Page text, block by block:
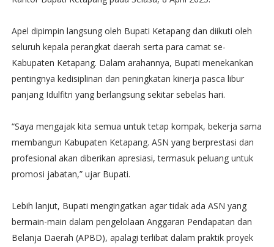
Apel dipimpin langsung oleh Bupati Ketapang dan diikuti oleh
seluruh kepala perangkat daerah serta para camat se-
Kabupaten Ketapang. Dalam arahannya, Bupati menekankan
pentingnya kedisiplinan dan peningkatan kinerja pasca libur
panjang Idulfitri yang berlangsung sekitar sebelas hari.
“Saya mengajak kita semua untuk tetap kompak, bekerja sama
membangun Kabupaten Ketapang. ASN yang berprestasi dan
profesional akan diberikan apresiasi, termasuk peluang untuk
promosi jabatan,” ujar Bupati.
Lebih lanjut, Bupati mengingatkan agar tidak ada ASN yang
bermain-main dalam pengelolaan Anggaran Pendapatan dan
Belanja Daerah (APBD), apalagi terlibat dalam praktik proyek